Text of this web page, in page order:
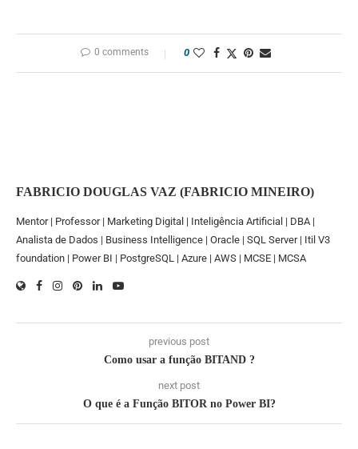
0 comments 0
FABRICIO DOUGLAS VAZ (FABRICIO MINEIRO)
Mentor | Professor | Marketing Digital | Inteligência Artificial | DBA |
Analista de Dados | Business Intelligence | Oracle | SQL Server | Itil V3
foundation | Power BI | PostgreSQL | Azure | AWS | MCSE | MCSA
previous post
Como usar a função BITAND ?
next post
O que é a Função BITOR no Power BI?